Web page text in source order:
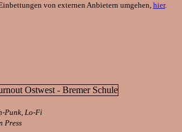
von externen Anbietern umgehen, hier.
Punk, Lo-Fi
Press